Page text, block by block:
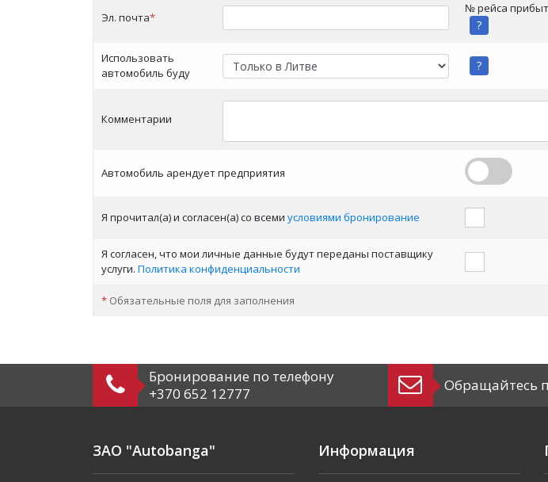
Эл. почта*
№ рейса
?
Использовать
автомобиль буду
?
Комментарии
Автомобиль арендует предприятия
Я прочитал(а) и согласен(a) со всеми условиями бронирование
Я согласен, что мои личные данные будут переданы поставщику
услуги. Политика конфиденциальности
* Обязательные поля для заполнения
Бронирование по телефону
+370 652 12777
Обращайтесь
ЗАО "Autobanga" Информация